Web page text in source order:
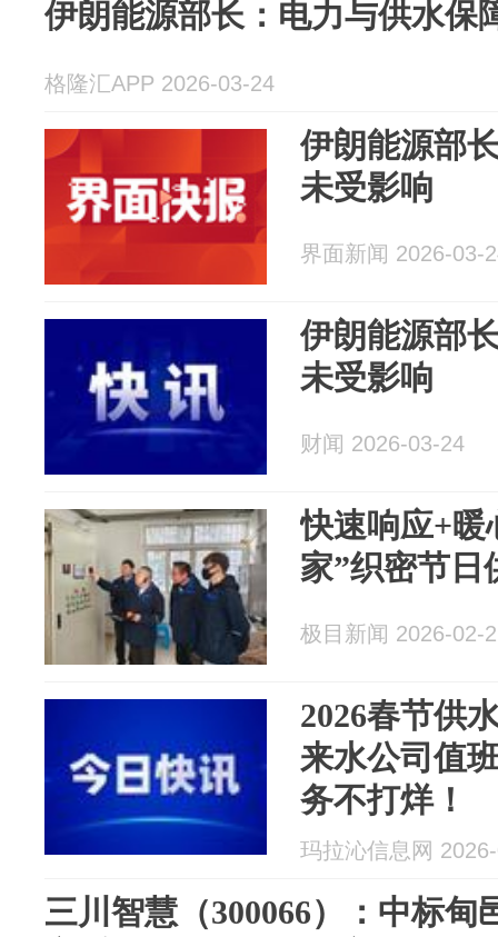
伊朗能源部长：电力与供水保
格隆汇APP 2026-03-24
伊朗能源部
未受影响
界面新闻 2026-03-
伊朗能源部
未受影响
财闻 2026-03-24
快速响应+暖
家”织密节日
极目新闻 2026-02-
2026春节供
来水公司值
务不打烊！
玛拉沁信息网
三川智慧（300066）：中标甸